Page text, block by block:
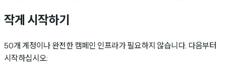
작게 시작하기
50개 계정이나 완전한 캠페인 인프라가 필요하지 않습니다. 다음부터
시작하십시오: